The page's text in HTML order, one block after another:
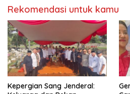
Rekomendasi untuk kamu
Kepergian Sang Jenderal: